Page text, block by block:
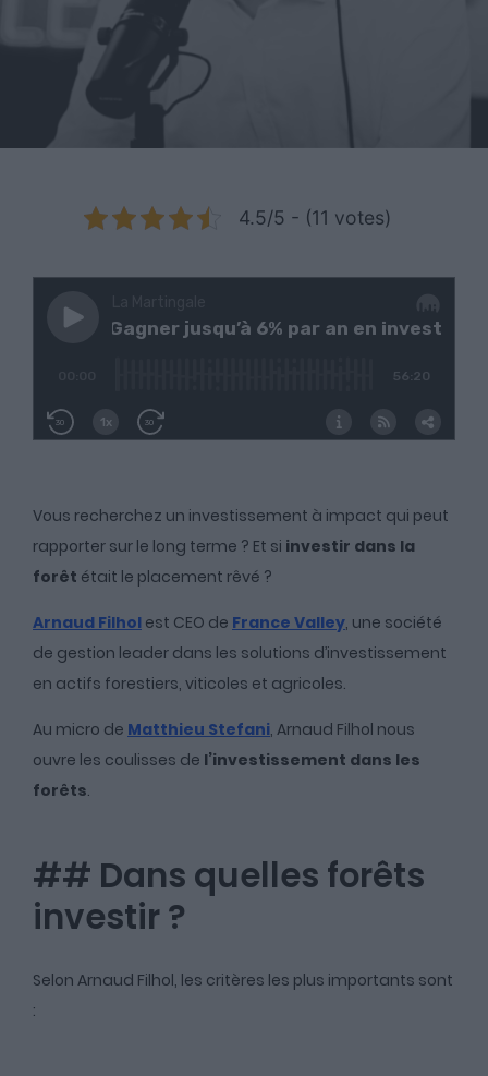
4.5/5 - (11 votes)
Vous recherchez un investissement à impact qui peut
rapporter sur le long terme ? Et si investir dans la
forêt était le placement rêvé ?
Arnaud Filhol est CEO de France Valley, une société
de gestion leader dans les solutions d’investissement
en actifs forestiers, viticoles et agricoles.
Au micro de Matthieu Stefani, Arnaud Filhol nous
ouvre les coulisses de l’investissement dans les
forêts.
## Dans quelles forêts
investir ?
Selon Arnaud Filhol, les critères les plus importants sont
: